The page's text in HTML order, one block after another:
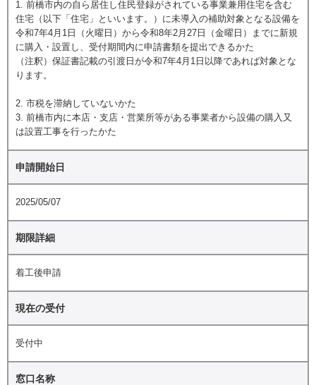
1. 前橋市内の自ら居住し住民登録がされている事業兼用住宅を含む
住宅（以下「住宅」といいます。）に未導入の補助対象となる設備を
令和7年4月1日（火曜日）から令和8年2月27日（金曜日）までに新規
に購入・設置し、受付期間内に申請書類を提出できるかた
（注釈）保証書記載の引渡日が令和7年4月1日以降であれば対象とな
ります。
2. 市税を滞納していないかた
3. 前橋市内に本店・支店・営業所等がある事業者から設備の購入又
は設置工事を行ったかた
申請開始日
2025/05/07
期限詳細
着工後申請
現在の受付
受付中
窓口名称